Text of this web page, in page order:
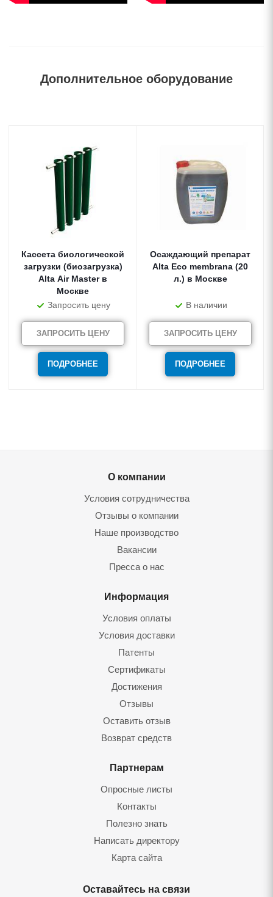
Дополнительное оборудование
Кассета биологической
загрузки (биозагрузка)
Alta Air Master в
Москве
Запросить цену
ЗАПРОСИТЬ ЦЕНУ
ПОДРОБНЕЕ
Осаждающий препарат
Alta Eco membrana (20
л.) в Москве
В наличии
ЗАПРОСИТЬ ЦЕНУ
ПОДРОБНЕЕ
О компании
Условия сотрудничества
Отзывы о компании
Наше производство
Вакансии
Пресса о нас
Информация
Условия оплаты
Условия доставки
Патенты
Сертификаты
Достижения
Отзывы
Оставить отзыв
Возврат средств
Партнерам
Опросные листы
Контакты
Полезно знать
Написать директору
Карта сайта
Оставайтесь на связи